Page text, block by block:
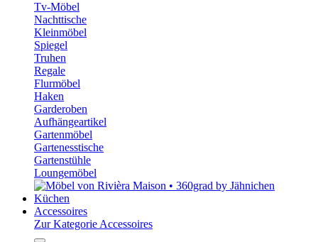
Tv-Möbel
Nachttische
Kleinmöbel
Spiegel
Truhen
Regale
Flurmöbel
Haken
Garderoben
Aufhängeartikel
Gartenmöbel
Gartenesstische
Gartenstühle
Loungemöbel
Küchen
Accessoires
Zur Kategorie Accessoires